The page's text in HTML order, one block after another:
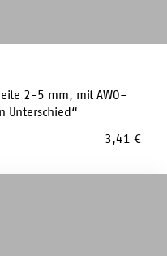
2-5 mm, mit AWO-
Unterschied“
3,41€